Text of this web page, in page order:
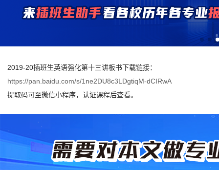
2019-20插班生英语强化第十三讲板书下载链接：
https://pan.baidu.com/s/1ne2DU8c3LDgtiqM-dCIRwA
提取码可至微信小程序，认证课程后查看。